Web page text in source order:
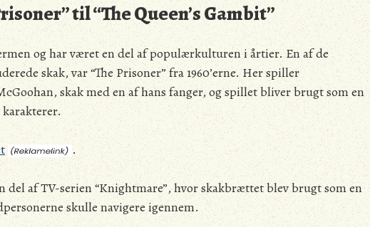
til “The Queen’s Gambit”
og har været en del af populærkulturen i årtier. En af de
skak, var “The Prisoner” fra 1960’erne. Her spiller
skak med en af hans fanger, og spillet bliver brugt som en
.
del af TV-serien “Knightmare”, hvor skakbrættet blev brugt som en
skulle navigere igennem.